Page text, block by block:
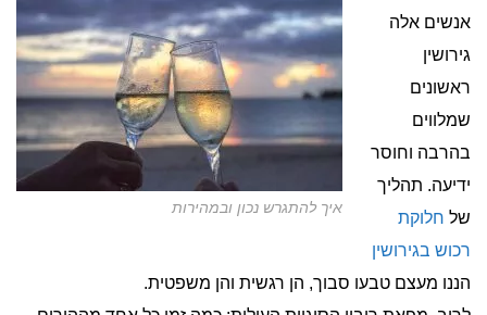
איך להתגרש נכון ובמהירות
אנשים אלה
גירושין
ראשונים
שמלווים
בהרבה וחוסר
ידיעה. תהליך
של חלוקת
רכוש בגירושין
הננו מעצם טבעו סבוך, הן רגשית והן משפטית.